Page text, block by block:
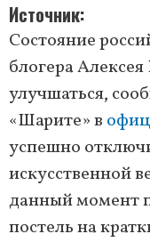
Источник
Состояние
блогера
улучшаться,
«Шарите» в
успешно
искусственной
данный момент
постель на